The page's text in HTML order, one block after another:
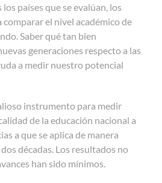
países que se evalúan, los
el nivel académico de
Saber qué tan bien
generaciones respecto a las
a medir nuestro potencial
instrumento para medir
de la educación nacional a
a que se aplica de manera
décadas. Los resultados no
han sido mínimos.